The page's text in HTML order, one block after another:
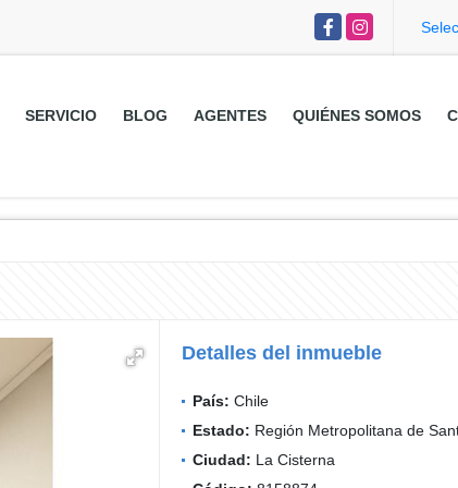
FacebookInstagram
SERVICIO BLOG AGENTES QUIÉNES SOMOS
Detalles del inmueble
País: Chile
Estado: Región Metropolitana de
Ciudad: La Cisterna